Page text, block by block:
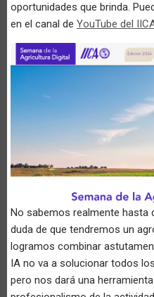
oportunidades que brinda.
en el canal de YouTube del
No sabemos realmente hasta
duda de que tendremos un
logramos combinar
IA no va a solucionar todos
pero nos dará una